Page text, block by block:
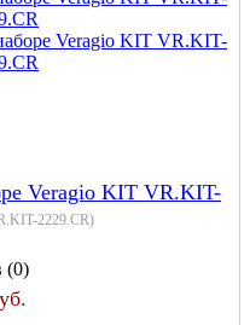
Veragio KIT VR.KIT-
2229.CR)
(0)